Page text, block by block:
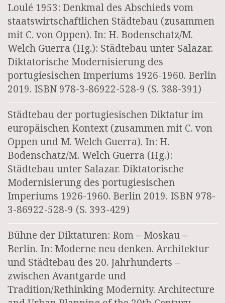
Loulé 1953: Denkmal des Abschieds vom
staatswirtschaftlichen Städtebau (zusammen
mit C. von Oppen). In: H. Bodenschatz/M.
Welch Guerra (Hg.): Städtebau unter Salazar.
Diktatorische Modernisierung des
portugiesischen Imperiums 1926-1960. Berlin
2019. ISBN 978-3-86922-528-9 (S. 388-391)
Städtebau der portugiesischen Diktatur im
europäischen Kontext (zusammen mit C. von
Oppen und M. Welch Guerra). In: H.
Bodenschatz/M. Welch Guerra (Hg.):
Städtebau unter Salazar. Diktatorische
Modernisierung des portugiesischen
Imperiums 1926-1960. Berlin 2019. ISBN 978-
3-86922-528-9 (S. 393-429)
Bühne der Diktaturen: Rom – Moskau –
Berlin. In: Moderne neu denken. Architektur
und Städtebau des 20. Jahrhunderts –
zwischen Avantgarde und
Tradition/Rethinking Modernity. Architecture